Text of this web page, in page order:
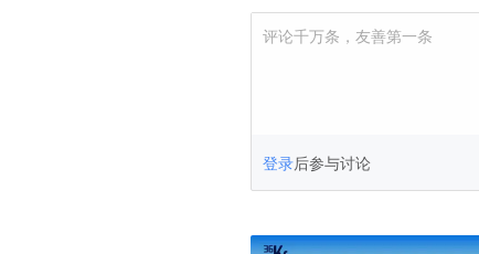
评论千万条，友善第一条
登录后参与讨论